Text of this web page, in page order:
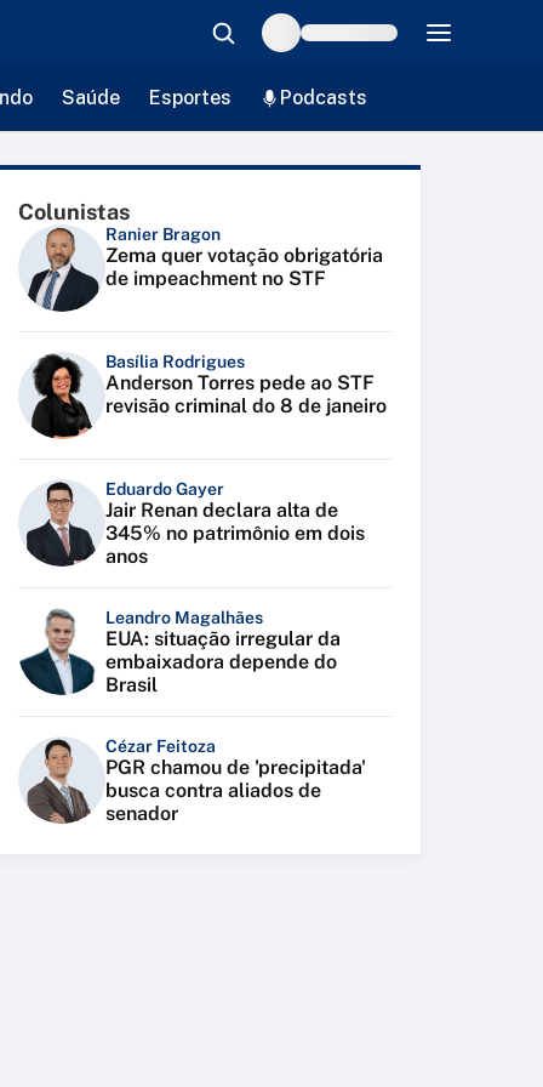
Saúde Esportes Podcasts
Colunistas
Ranier Bragon
Zema quer votação obrigatória
de impeachment no STF
Basília Rodrigues
Anderson Torres pede ao STF
revisão criminal do 8 de janeiro
Eduardo Gayer
Jair Renan declara alta de
345% no patrimônio em dois
anos
Leandro Magalhães
EUA: situação irregular da
embaixadora depende do
Brasil
Cézar Feitoza
PGR chamou de 'precipitada'
busca contra aliados de
senador